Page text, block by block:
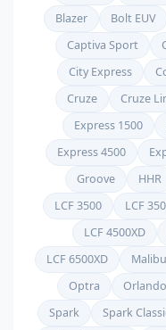
Blazer
Bolt EUV
Captiva Sport
City Express
Cruze
Cruze
Express 1500
Express 4500
Groove
HHR
LCF 3500
LCF
LCF 4500XD
LCF 6500XD
Malibu
Optra
Orlando
Spark
Spark